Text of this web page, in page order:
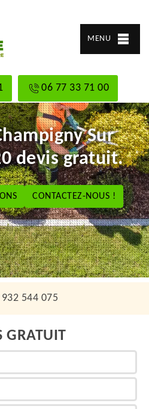
MENU
06 77 33 71 00
Sur
devis gratuit.
CONTACTEZ-NOUS !
544 075
GRATUIT